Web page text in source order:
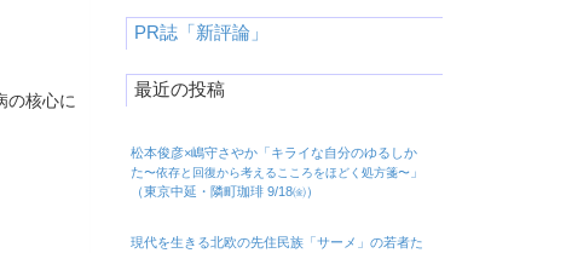
の核心に
PR誌「新評論」
最近の投稿
松本俊彦×嶋守さやか「キライな自分のゆるしか
た〜依存と回復から考えるこころをほどく処方箋〜」
（東京中延・隣町珈琲 9/18㈮）
現代を生きる北欧の先住民族「サーメ」の若者た